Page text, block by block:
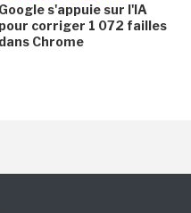
Google s'appuie sur l'IA
pour corriger 1 072 failles
dans Chrome